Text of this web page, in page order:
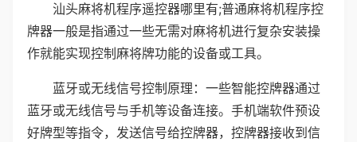
汕头麻将机程序遥控器哪里有;普通麻将机程序控
牌器一般是指通过一些无需对麻将机进行复杂安装操
作就能实现控制麻将牌功能的设备或工具。
蓝牙或无线信号控制原理：一些智能控牌器通过
蓝牙或无线信号与手机等设备连接。手机端软件预设
好牌型等指令，发送信号给控牌器，控牌器接收到信